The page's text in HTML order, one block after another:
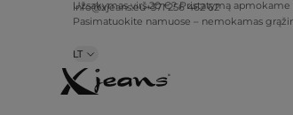
info@xjeans.eu+371 256 462 62
Užsakymas virš 20 €? Pristatymą apmokame
LT